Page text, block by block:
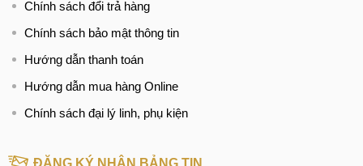
Chính sách đổi trả hàng
Chính sách bảo mật thông tin
Hướng dẫn thanh toán
Hướng dẫn mua hàng Online
Chính sách đại lý linh, phụ kiện
ĐĂNG KÝ NHẬN BẢNG TIN